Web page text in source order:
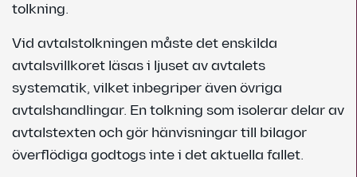
tolkning.
Vid avtalstolkningen måste det enskilda
avtalsvillkoret läsas i ljuset av avtalets
systematik, vilket inbegriper även övriga
avtalshandlingar. En tolkning som isolerar delar av
avtalstexten och gör hänvisningar till bilagor
överflödiga godtogs inte i det aktuella fallet.